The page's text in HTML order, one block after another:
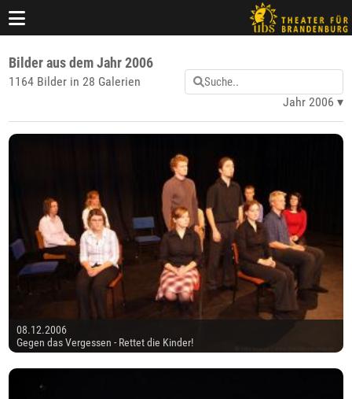
Bilder aus dem Jahr 2006
1164 Bilder in 28 Galerien
Jahr 2006
08.12.2006
Gegen das Vergessen - Rettet die Kinder!